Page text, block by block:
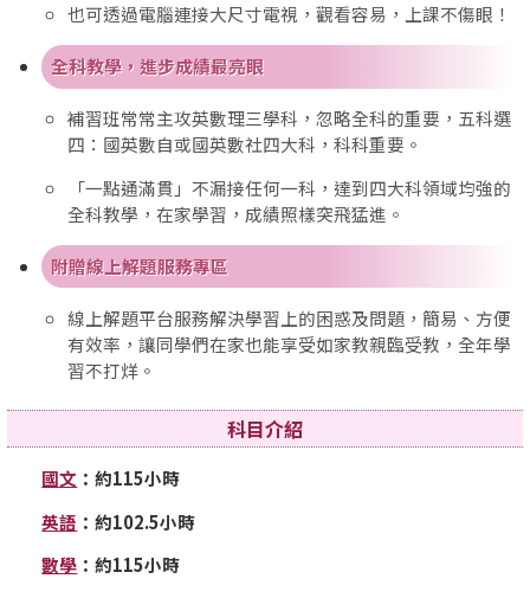
也可透過電腦連接大尺寸電視，觀看容易，上課不傷眼！
全科教學，進步成績最亮眼
補習班常常主攻英數理三學科，忽略全科的重要，五科選
四：國英數自或國英數社四大科，科科重要。
「一點通滿貫」不漏接任何一科，達到四大科領域均強的
全科教學，在家學習，成績照樣突飛猛進。
附贈線上解題服務專區
線上解題平台服務解決學習上的困惑及問題，簡易、方便
有效率，讓同學們在家也能享受如家教親臨受教，全年學
習不打烊。
科目介紹
國文 ：約115小時
英語 ：約102.5小時
數學 ：約115小時